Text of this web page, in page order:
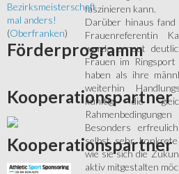
faszinieren kann.
Darüber hinaus
Frauenreferentin
wurde erneut
Frauen im
haben als ihre
weiterhin
künftig die
Besonders
selbst sehr konkrete
wie sie sich die
aktiv mitgestalten
Bezirksmeisterschaft
mal anders!
(Oberfranken)
Förderprogramm
Kooperationspartner
Kooperationspartner